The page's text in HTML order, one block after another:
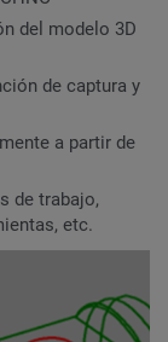
del modelo 3D
de captura y
a partir de
de trabajo,
etc.